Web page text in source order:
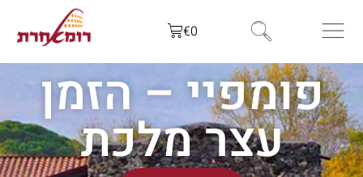
€0
פומפיי – הזמן
עצר מלכת